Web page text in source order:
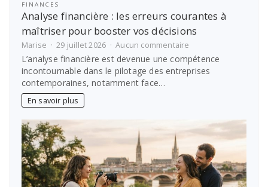
FINANCES
Analyse financière : les erreurs courantes à
maîtriser pour booster vos décisions
Marise 29 juillet 2026 Aucun commentaire
Analyse
financière
:
maîtriser
pour
booster
vos
décisions
L’analyse financière est devenue une compétence
incontournable dans le pilotage des entreprises
contemporaines, notamment face…
En savoir plus